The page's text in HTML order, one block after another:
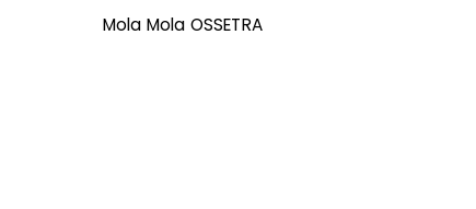
Mola Mola OSSETRA